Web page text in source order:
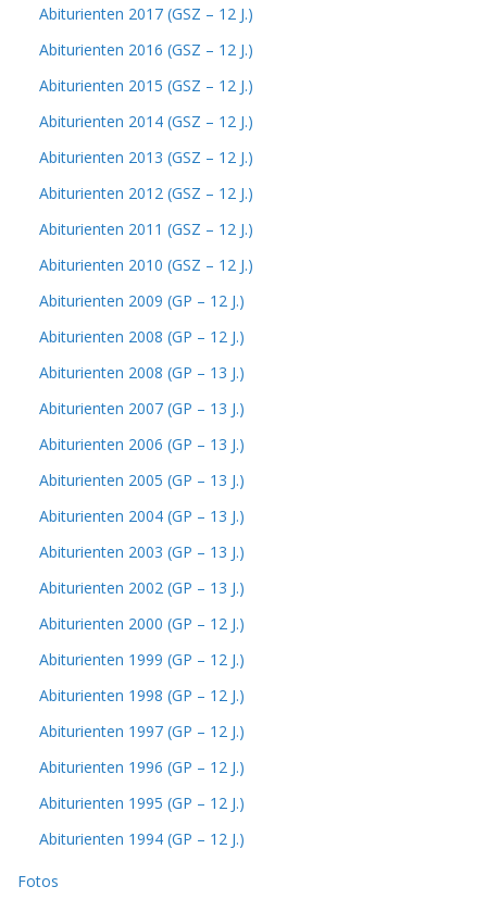
Abiturienten 2017 (GSZ – 12 J.)
Abiturienten 2016 (GSZ – 12 J.)
Abiturienten 2015 (GSZ – 12 J.)
Abiturienten 2014 (GSZ – 12 J.)
Abiturienten 2013 (GSZ – 12 J.)
Abiturienten 2012 (GSZ – 12 J.)
Abiturienten 2011 (GSZ – 12 J.)
Abiturienten 2010 (GSZ – 12 J.)
Abiturienten 2009 (GP – 12 J.)
Abiturienten 2008 (GP – 12 J.)
Abiturienten 2008 (GP – 13 J.)
Abiturienten 2007 (GP – 13 J.)
Abiturienten 2006 (GP – 13 J.)
Abiturienten 2005 (GP – 13 J.)
Abiturienten 2004 (GP – 13 J.)
Abiturienten 2003 (GP – 13 J.)
Abiturienten 2002 (GP – 13 J.)
Abiturienten 2000 (GP – 12 J.)
Abiturienten 1999 (GP – 12 J.)
Abiturienten 1998 (GP – 12 J.)
Abiturienten 1997 (GP – 12 J.)
Abiturienten 1996 (GP – 12 J.)
Abiturienten 1995 (GP – 12 J.)
Abiturienten 1994 (GP – 12 J.)
Fotos